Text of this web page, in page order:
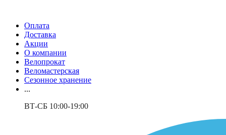
Оплата
Доставка
Акции
О компании
Велопрокат
Веломастерская
Сезонное хранение
...
ВТ-СБ 10:00-19:00